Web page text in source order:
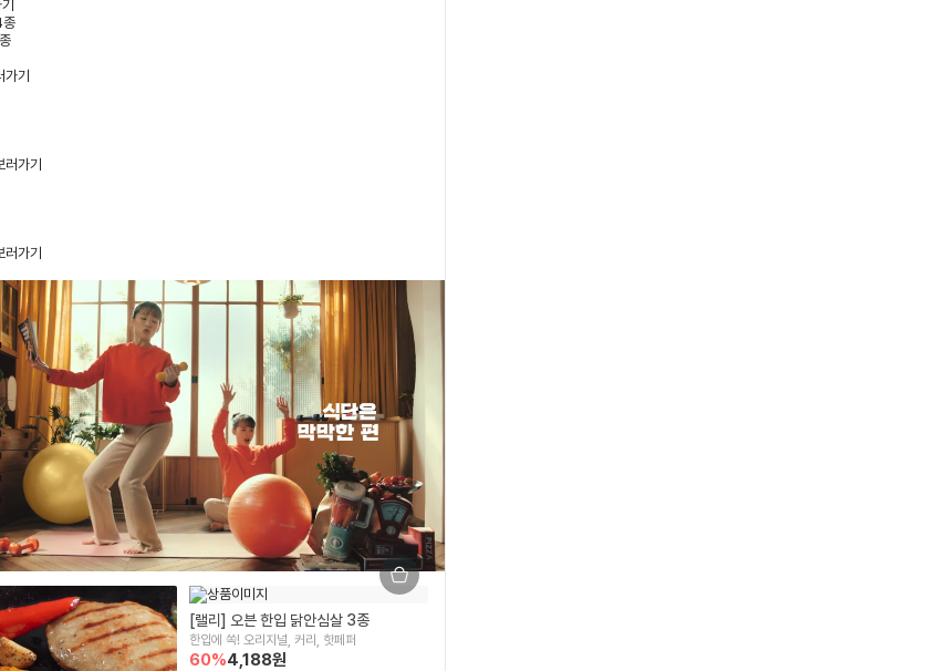
[랠리] 오븐 한입 닭안심살 3종
한입에 쏙! 오리지널, 커리, 핫페퍼
60%4,188원